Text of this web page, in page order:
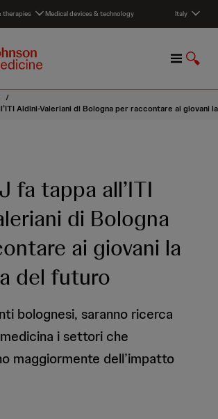
therapies Medical devices & technology Italy
M
n
u
S
o
w
/
Aldini-Valeriani di Bologna per raccontare ai giovani
fa tappa all’ITI
di Bologna
ai giovani la
del futuro
bolognesi, saranno ricerca
i settori che
maggiormente dell’impatto